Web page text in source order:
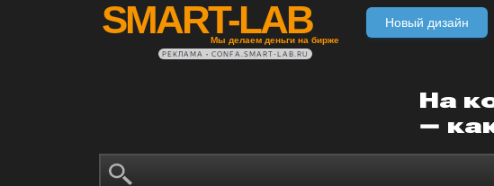
SMART-LAB
Мы делаем деньги на бирже
Новый дизайн
РЕКЛАМА • CONFA.SMART-LAB.RU